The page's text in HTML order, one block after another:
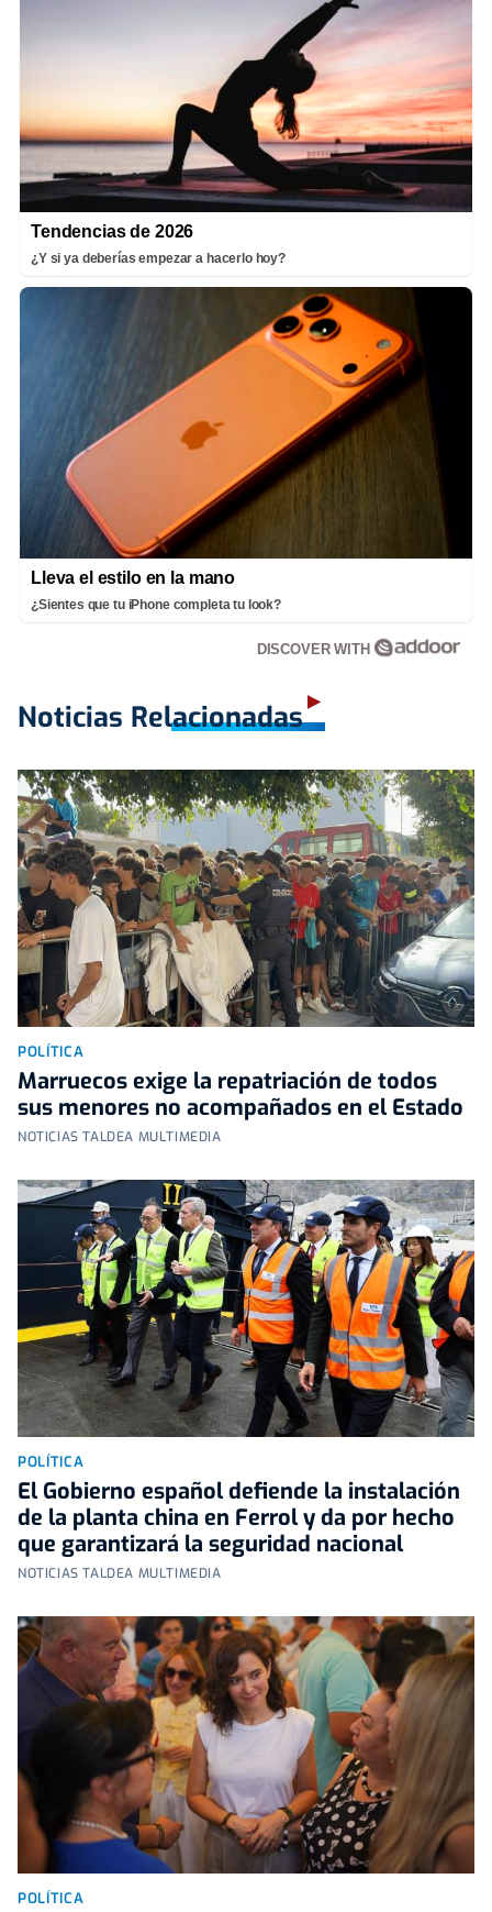
Tendencias de 2026
¿Y si ya deberías empezar a hacerlo hoy?
Lleva el estilo en la mano
¿Sientes que tu iPhone completa tu look?
DISCOVER WITH
Noticias Relacionadas
POLÍTICA
Marruecos exige la repatriación de todos
sus menores no acompañados en el Estado
NOTICIAS TALDEA MULTIMEDIA
POLÍTICA
El Gobierno español defiende la instalación
de la planta china en Ferrol y da por hecho
que garantizará la seguridad nacional
NOTICIAS TALDEA MULTIMEDIA
POLÍTICA